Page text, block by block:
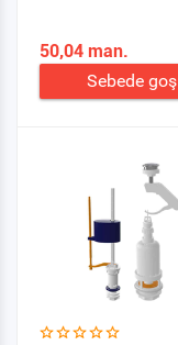
50,04 man.
Sebede goş